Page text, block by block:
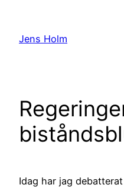
innehåll
Jens Holm
Idag har jag